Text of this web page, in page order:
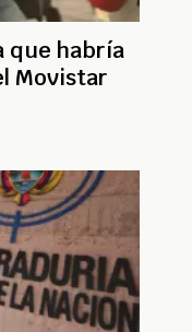
que habría
Movistar